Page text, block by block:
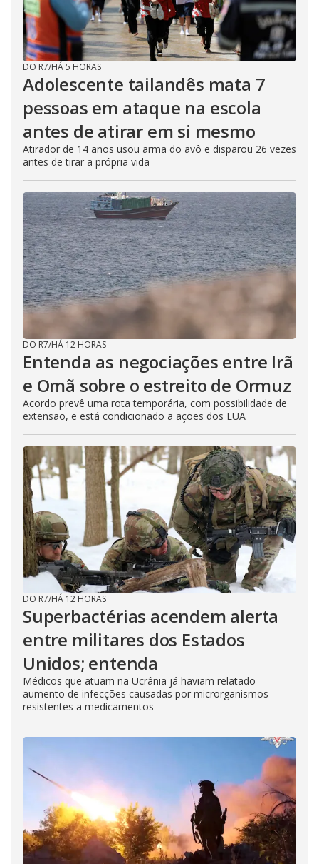
DO R7/HÁ 5 HORAS
Adolescente tailandês mata 7
pessoas em ataque na escola
antes de atirar em si mesmo
Atirador de 14 anos usou arma do avô e disparou 26 vezes
antes de tirar a própria vida
DO R7/HÁ 12 HORAS
Entenda as negociações entre Irã
e Omã sobre o estreito de Ormuz
Acordo prevê uma rota temporária, com possibilidade de
extensão, e está condicionado a ações dos EUA
DO R7/HÁ 12 HORAS
Superbactérias acendem alerta
entre militares dos Estados
Unidos; entenda
Médicos que atuam na Ucrânia já haviam relatado
aumento de infecções causadas por microrganismos
resistentes a medicamentos